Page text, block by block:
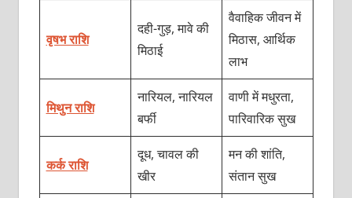
वृषभ राशि
दही-गुड़, मावे की
मिठाई
वैवाहिक जीवन में
मिठास, आर्थिक
लाभ
मिथुन राशि
नारियल, नारियल
बर्फी
वाणी में मधुरता,
पारिवारिक सुख
कर्क राशि
दूध, चावल की
खीर
मन की शांति,
संतान सुख